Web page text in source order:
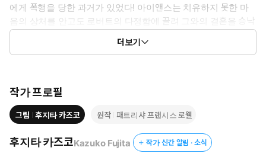
에게 폭행을 당한 과거가 있었다! 아이앤스는 치유하지 못한 마
음의 상처를 안고도 로버트의 다정함에 끌려 그와의 결혼을 승낙
하지만…. 할리퀸 오리지널에 게재되어 절대적인 인기를 끈 히스
더보기
작가 프로필
그림 후지타 카즈코 원작 패트리샤 프랜시스 로웰
후지타 카즈코Kazuko Fujita 작가 신간 알림 · 소식